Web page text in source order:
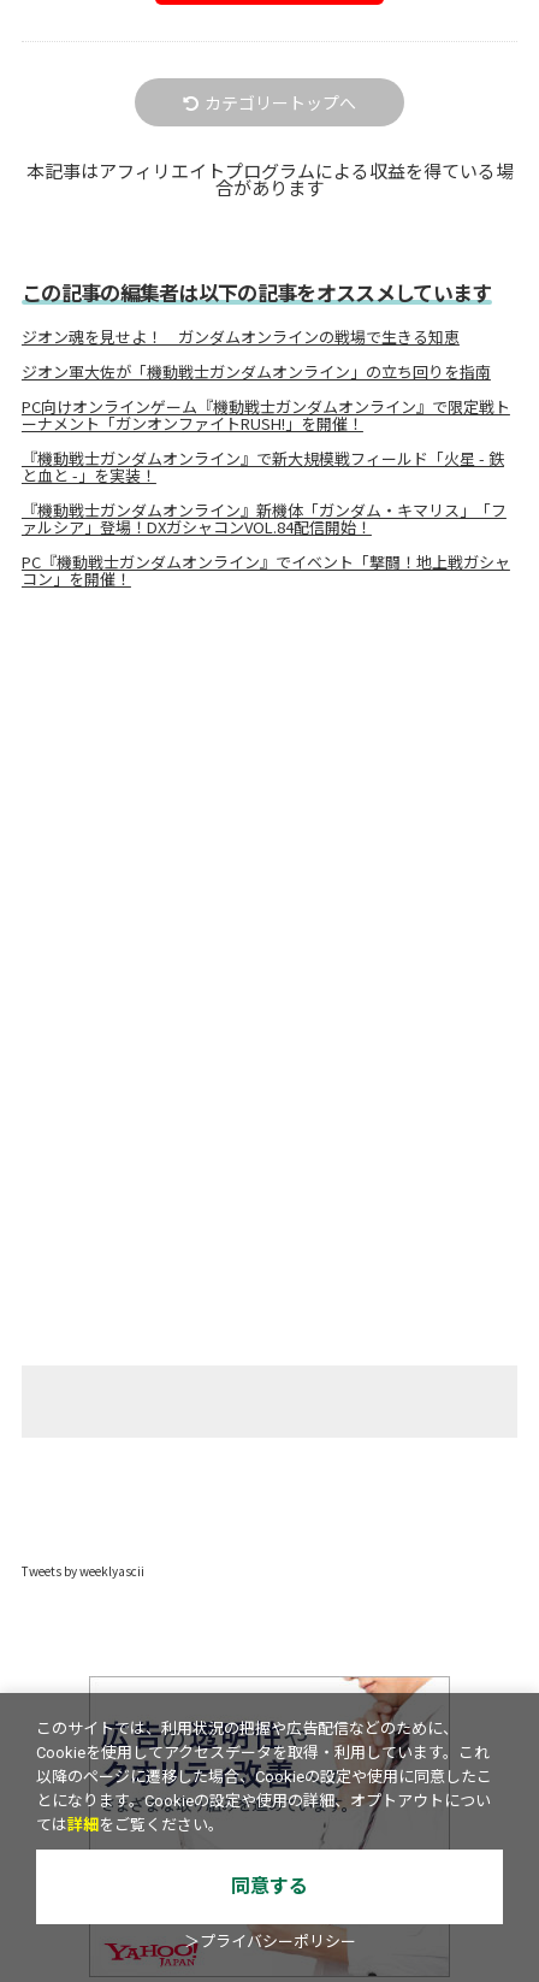
カテゴリートップへ
本記事はアフィリエイトプログラムによる収益を得ている場
合があります
この記事の編集者は以下の記事をオススメしています
ジオン魂を見せよ！ ガンダムオンラインの戦場で生きる知恵
ジオン軍大佐が「機動戦士ガンダムオンライン」の立ち回りを指南
PC向けオンラインゲーム『機動戦士ガンダムオンライン』で限定戦ト
ーナメント「ガンオンファイトRUSH!」を開催！
『機動戦士ガンダムオンライン』で新大規模戦フィールド「火星 - 鉄
と血と -」を実装！
『機動戦士ガンダムオンライン』新機体「ガンダム・キマリス」「フ
ァルシア」登場！DXガシャコンVOL.84配信開始！
PC『機動戦士ガンダムオンライン』でイベント「撃闘！地上戦ガシャ
コン」を開催！
Tweets by weeklyascii
このサイトでは、利用状況の把握や広告配信などのために、
Cookieを使用してアクセスデータを取得・利用しています。これ
以降のページに遷移した場合、Cookieの設定や使用に同意したこ
とになります。Cookieの設定や使用の詳細、オプトアウトについ
ては詳細 をご覧ください。
同意する
＞プライバシーポリシー